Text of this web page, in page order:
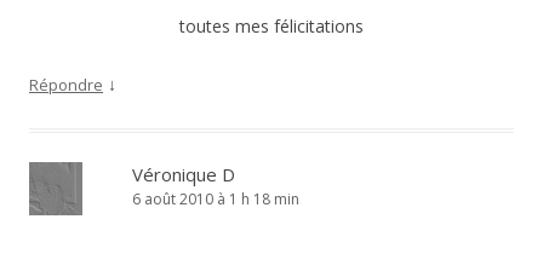
toutes mes félicitations
Répondre ↓
Véronique D
6 août 2010 à 1 h 18 min